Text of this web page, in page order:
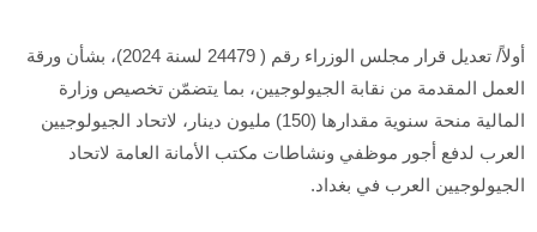
أولاً/ تعديل قرار مجلس الوزراء رقم ( 24479 لسنة 2024)، بشأن ورقة
العمل المقدمة من نقابة الجيولوجيين، بما يتضمّن تخصيص وزارة
المالية منحة سنوية مقدارها (150) مليون دينار، لاتحاد الجيولوجيين
العرب لدفع أجور موظفي ونشاطات مكتب الأمانة العامة لاتحاد
الجيولوجيين العرب في بغداد.